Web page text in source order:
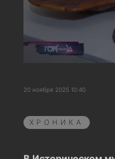
20 ноября 2025 10:40
ХРОНИКА